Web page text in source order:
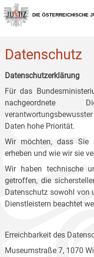
Zur
Hauptnavigation
[1]
Zum
Inhalt
[2]
Zum
Untermenü
[3]
DIE ÖSTERREICHISCHE
Datenschutz
Datenschutzerklärung
Für das
Daten hohe Priorität.
Wir möchten, dass Sie
erheben und wie wir sie
Wir haben technische
getroffen, die
Datenschutz sowohl von
Dienstleistern beachtet
Erreichbarkeit des
Museumstraße 7, 1070